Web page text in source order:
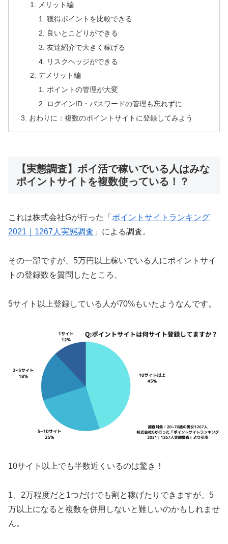
メリット編
獲得ポイントを比較できる
良いとこどりができる
友達紹介で大きく稼げる
リスクヘッジができる
デメリット編
ポイントの管理が大変
ログインID・パスワードの管理も忘れずに
おわりに：複数のポイントサイトに登録してみよう
【実態調査】ポイ活で稼いでいる人はみな
ポイントサイトを複数使っている！？
これは株式会社Gが行った「 ポイントサイトランキング
2021｜1267人実態調査 」による調査。
その一部ですが、5万円以上稼いでいる人にポイントサイ
トの登録数を質問したところ、
5サイト以上登録している人が70%もいたようなんです。
10サイト以上でも半数近くいるのは驚き！
1、2万程度だと1つだけでも割と稼げたりできますが、5
万以上になると複数を併用しないと難しいのかもしれませ
ん。